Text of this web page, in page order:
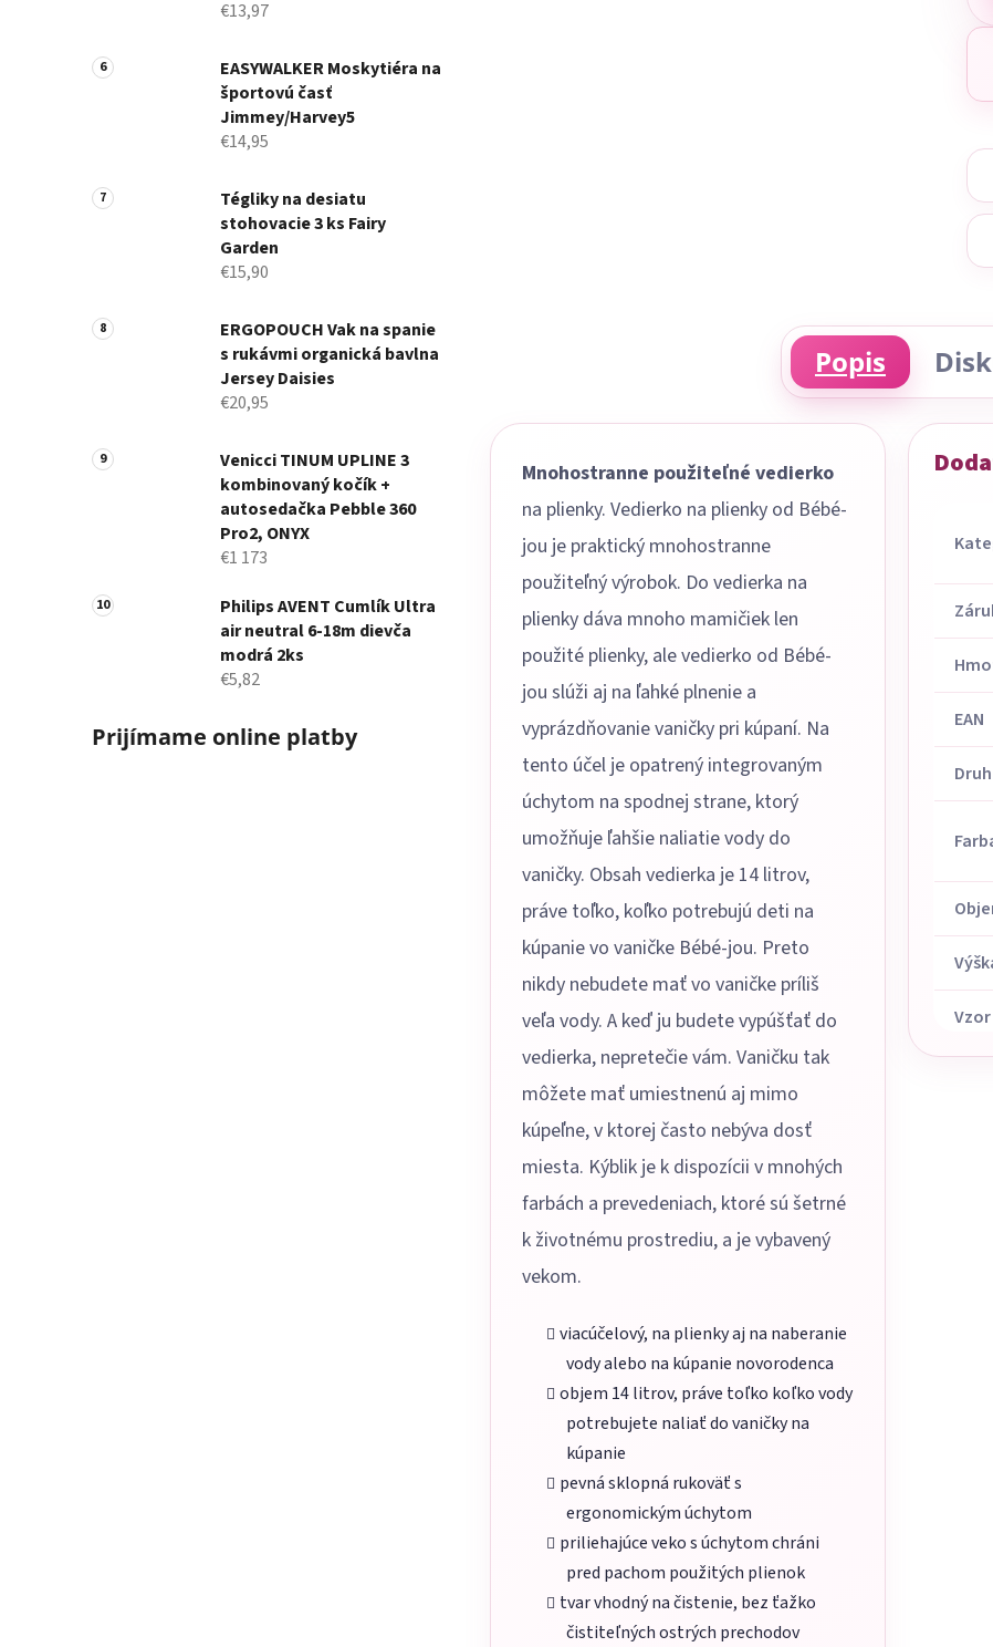
€13,97
EASYWALKER Moskytiéra na
športovú časť
Jimmey/Harvey5
€14,95
Tégliky na desiatu
stohovacie 3 ks Fairy
Garden
€15,90
ERGOPOUCH Vak na spanie
s rukávmi organická bavlna
Jersey Daisies
€20,95
Venicci TINUM UPLINE 3
kombinovaný kočík +
autosedačka Pebble 360
Pro2, ONYX
€1 173
Philips AVENT Cumlík Ultra
air neutral 6-18m dievča
modrá 2ks
€5,82
Prijímame online platby
Popis
Mnohostranne použiteľné vedierko
na plienky. Vedierko na plienky od Bébé-
jou je praktický mnohostranne
použiteľný výrobok. Do vedierka na
plienky dáva mnoho mamičiek len
použité plienky, ale vedierko od Bébé-
jou slúži aj na ľahké plnenie a
vyprázdňovanie vaničky pri kúpaní. Na
tento účel je opatrený integrovaným
úchytom na spodnej strane, ktorý
umožňuje ľahšie naliatie vody do
vaničky. Obsah vedierka je 14 litrov,
práve toľko, koľko potrebujú deti na
kúpanie vo vaničke Bébé-jou. Preto
nikdy nebudete mať vo vaničke príliš
veľa vody. A keď ju budete vypúšťať do
vedierka, nepretečie vám. Vaničku tak
môžete mať umiestnenú aj mimo
kúpeľne, v ktorej často nebýva dosť
miesta. Kýblik je k dispozícii v mnohých
farbách a prevedeniach, ktoré sú šetrné
k životnému prostrediu, a je vybavený
vekom.
viacúčelový, na plienky aj na naberanie
vody alebo na kúpanie novorodenca
objem 14 litrov, práve toľko koľko vody
potrebujete naliať do vaničky na
kúpanie
pevná sklopná rukoväť s
ergonomickým úchytom
priliehajúce veko s úchytom chráni
pred pachom použitých plienok
tvar vhodný na čistenie, bez ťažko
čistiteľných ostrých prechodov
EAN
Druh
Vzor